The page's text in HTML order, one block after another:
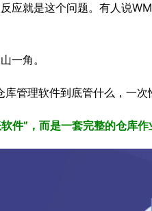
应就是这个问题。有人说
一角。
管理软件到底管什么，一
件”，而是一套完整的仓库